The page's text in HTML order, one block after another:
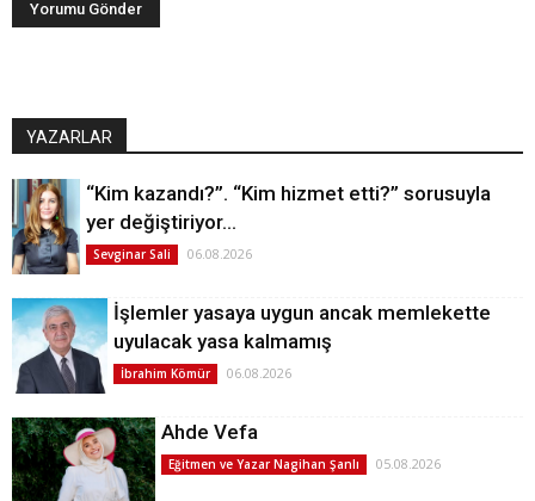
YAZARLAR
“Kim kazandı?”. “Kim hizmet etti?” sorusuyla
yer değiştiriyor…
Sevginar Sali 06.08.2026
İşlemler yasaya uygun ancak memlekette
uyulacak yasa kalmamış
İbrahim Kömür 06.08.2026
Ahde Vefa
Eğitmen ve Yazar Nagihan Şanlı 05.08.2026